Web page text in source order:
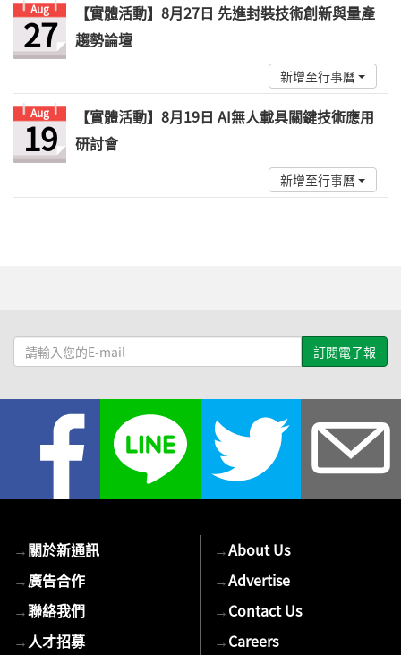
Aug
27
【實體活動】8月27日 先進封裝技術創新與量產
趨勢論壇
新增至行事曆
Aug
19
【實體活動】8月19日 AI無人載具關鍵技術應用
研討會
新增至行事曆
請
輸
→關於新通訊
→廣告合作
→聯絡我們
→人才招募
→About Us
→Advertise
→Contact Us
→Careers